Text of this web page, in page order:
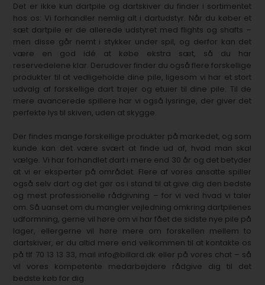
Det er ikke kun dartpile og dartskiver du finder i sortimentet
hos os: Vi forhandler nemlig alt i dartudstyr. Når du køber et
sæt dartpile er de allerede udstyret med flights og shafts –
men disse går nemt i stykker under spil, og derfor kan det
være en god idé at købe ekstra sæt, så du har
reservedelene klar. Derudover finder du også flere forskellige
produkter til at vedligeholde dine pile, ligesom vi har et stort
udvalg af forskellige dart trøjer og etuier til dine pile. Til de
mere avancerede spillere har vi også lysringe, der giver det
perfekte lys til skiven, uden at skygge.
Der findes mange forskellige produkter på markedet, og som
kunde kan det være svært at finde ud af, hvad man skal
vælge. Vi har forhandlet dart i mere end 30 år og det betyder
at vi er eksperter på området. Flere af vores ansatte spiller
også selv dart og det gør os i stand til at give dig den bedste
og mest professionelle rådgivning – for vi ved hvad vi taler
om. Så uanset om du mangler vejledning omkring dartpilenes
udformning, gerne vil høre om vi har fået de sidste nye pile på
lager, ellergerne vil høre mere om forskellen mellem to
dartskiver, er du altid mere end velkommen til at kontakte os
på tlf 70 13 13 33, mail info@billard.dk eller på vores chat – så
vil vores kompetente medarbejdere rådgive dig til det
bedste køb for dig.